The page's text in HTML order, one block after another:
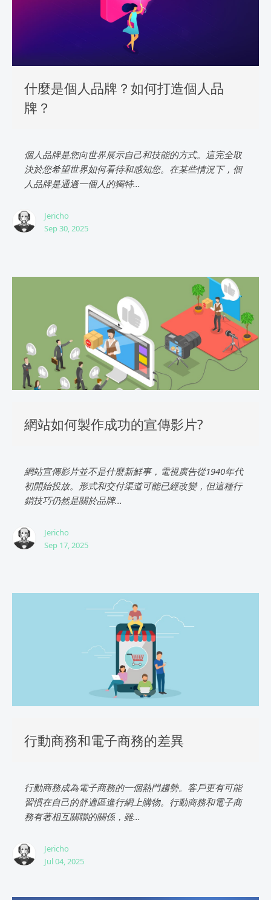
什麼是個人品牌？如何打造個人品
牌？
個人品牌是您向世界展示自己和技能的方式。這完全取
決於您希望世界如何看待和感知您。在某些情況下，個
人品牌是通過一個人的獨特...
Jericho
Sep 30, 2025
網站如何製作成功的宣傳影片?
網站宣傳影片並不是什麼新鮮事，電視廣告從1940年代
初開始投放。形式和交付渠道可能已經改變，但這種行
銷技巧仍然是關於品牌...
Jericho
Sep 17, 2025
行動商務和電子商務的差異
行動商務成為電子商務的一個熱門趨勢。客戶更有可能
習慣在自己的舒適區進行網上購物。行動商務和電子商
務有著相互關聯的關係，雖...
Jericho
Jul 04, 2025